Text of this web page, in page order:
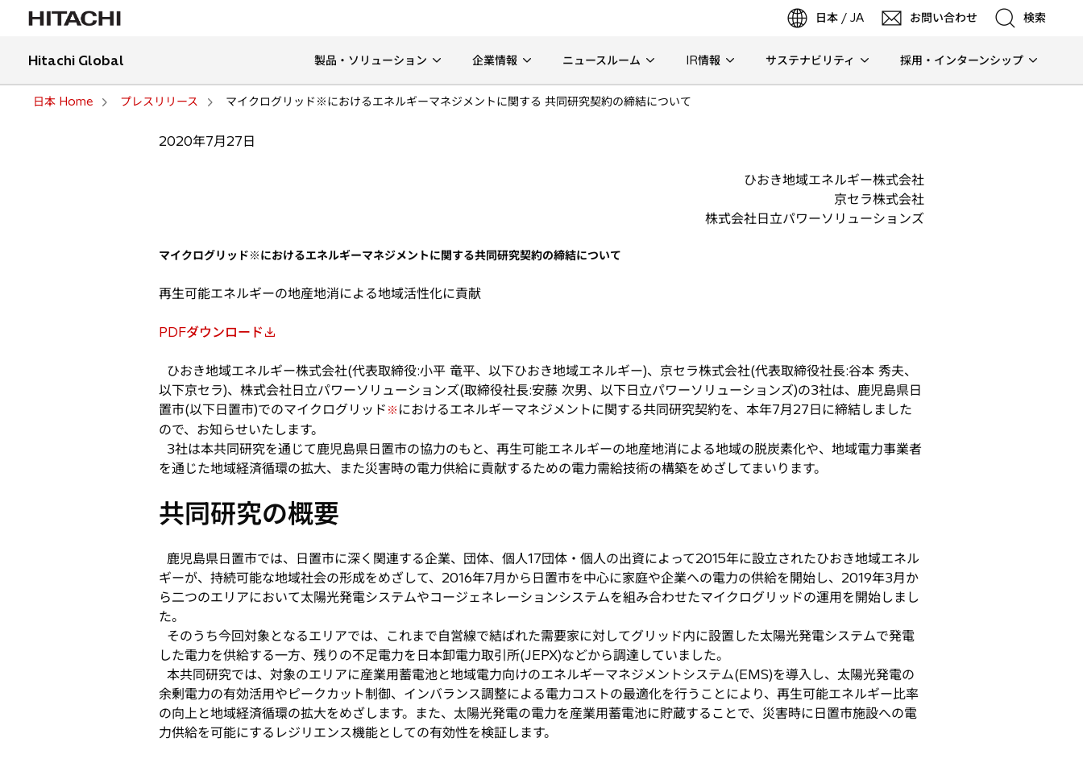
日本 / JA お問い合わせ 検索
検索
Hitachi Global 製品・ソリューション 企業情報 ニュースルーム IR情報 サステナビリティ 採用・インターンシップ
日本 Home プレスリリース マイクログリッド※におけるエネルギーマネジメントに関する 共同研究契約の締結について
2020年7月27日
ひおき地域エネルギー株式会社
京セラ株式会社
株式会社日立パワーソリューションズ
マイクログリッド※におけるエネルギーマネジメントに関する共同研究契約の締結について
再生可能エネルギーの地産地消による地域活性化に貢献
PDFダウンロード
新
い
タ
ブ
で
開
く
ひおき地域エネルギー株式会社(代表取締役:小平 竜平、以下ひおき地域エネルギー)、京セラ株式会社(代表取締役社長:谷本 秀夫、
以下京セラ)、株式会社日立パワーソリューションズ(取締役社長:安藤 次男、以下日立パワーソリューションズ)の3社は、鹿児島県日
置市(以下日置市)でのマイクログリッド ※ におけるエネルギーマネジメントに関する共同研究契約を、本年7月27日に締結しました
ので、お知らせいたします。
3社は本共同研究を通じて鹿児島県日置市の協力のもと、再生可能エネルギーの地産地消による地域の脱炭素化や、地域電力事業者
を通じた地域経済循環の拡大、また災害時の電力供給に貢献するための電力需給技術の構築をめざしてまいります。
共同研究の概要
鹿児島県日置市では、日置市に深く関連する企業、団体、個人17団体・個人の出資によって2015年に設立されたひおき地域エネル
ギーが、持続可能な地域社会の形成をめざして、2016年7月から日置市を中心に家庭や企業への電力の供給を開始し、2019年3月か
ら二つのエリアにおいて太陽光発電システムやコージェネレーションシステムを組み合わせたマイクログリッドの運用を開始しまし
た。
そのうち今回対象となるエリアでは、これまで自営線で結ばれた需要家に対してグリッド内に設置した太陽光発電システムで発電
した電力を供給する一方、残りの不足電力を日本卸電力取引所(JEPX)などから調達していました。
本共同研究では、対象のエリアに産業用蓄電池と地域電力向けのエネルギーマネジメントシステム(EMS)を導入し、太陽光発電の
余剰電力の有効活用やピークカット制御、インバランス調整による電力コストの最適化を行うことにより、再生可能エネルギー比率
の向上と地域経済循環の拡大をめざします。また、太陽光発電の電力を産業用蓄電池に貯蔵することで、災害時に日置市施設への電
力供給を可能にするレジリエンス機能としての有効性を検証します。